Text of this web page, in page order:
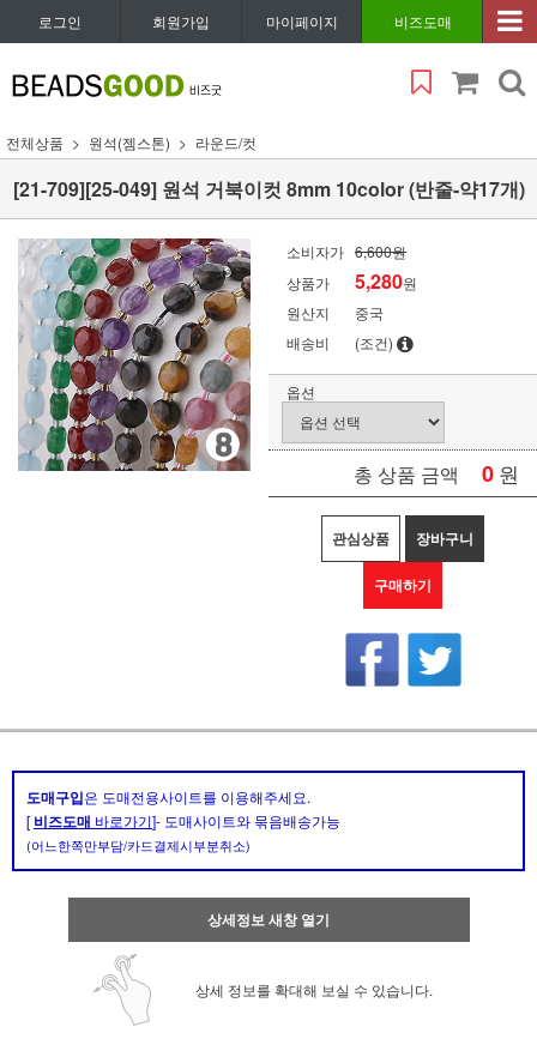
로그인 회원가입 마이페이지 비즈도매
전체상품 원석(젬스톤) 라운드/컷
[21-709][25-049] 원석 거북이컷 8mm 10color (반줄-약17개)
소비자가 6,600원
상품가
5,280원
원산지
중국
배송비
(조건)
옵션
총 상품 금액 0 원
관심상품 장바구니
구매하기
도매구입은 도매전용사이트를 이용해주세요.
[ 비즈도매 바로가기]- 도매사이트와 묶음배송가능
(어느한쪽만부담/카드결제시부분취소)
상세정보 새창 열기
상세 정보를 확대해 보실 수 있습니다.